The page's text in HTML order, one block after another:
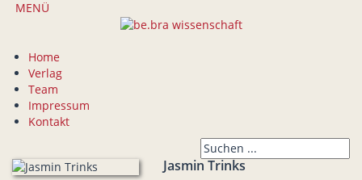
MENÜ
Home
Verlag
Team
Impressum
Kontakt
Jasmin Trinks